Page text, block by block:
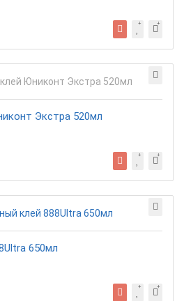
Экстра 520мл
650мл